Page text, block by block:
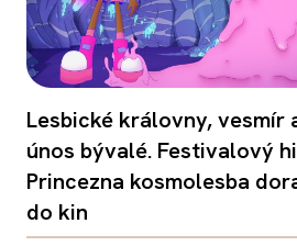
Lesbické královny, vesmír
únos bývalé. Festivalový
Princezna kosmolesba
do kin